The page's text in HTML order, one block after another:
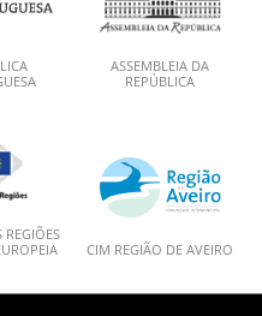
ASSEMBLEIA DA
REPÚBLICA
REGIÕES
CIM REGIÃO DE AVEIRO